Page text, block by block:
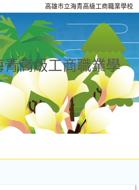
高雄市立海青高級工商職業學校
高級工商職業學